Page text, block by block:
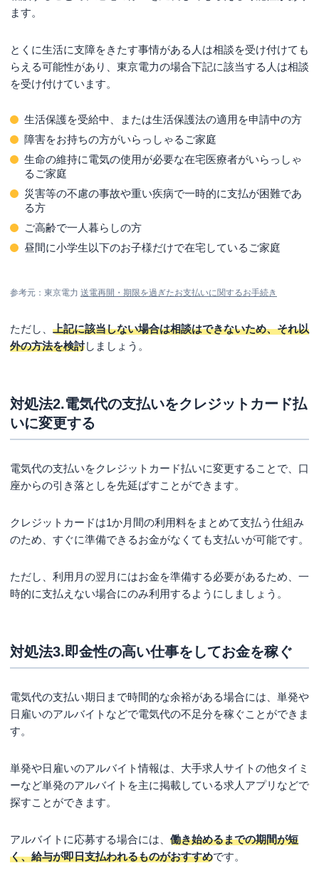
ます。
とくに生活に支障をきたす事情がある人は相談を受け付けても
らえる可能性があり、東京電力の場合下記に該当する人は相談
を受け付けています。
生活保護を受給中、または生活保護法の適用を申請中の方
障害をお持ちの方がいらっしゃるご家庭
生命の維持に電気の使用が必要な在宅医療者がいらっしゃ
るご家庭
災害等の不慮の事故や重い疾病で一時的に支払が困難であ
る方
ご高齢で一人暮らしの方
昼間に小学生以下のお子様だけで在宅しているご家庭
参考元：東京電力 送電再開・期限を過ぎたお支払いに関するお手続き
ただし、 上記に該当しない場合は相談はできないため、それ以
外の方法を検討しましょう。
対処法2.電気代の支払いをクレジットカード払
いに変更する
電気代の支払いをクレジットカード払いに変更することで、口
座からの引き落としを先延ばすことができます。
クレジットカードは1か月間の利用料をまとめて支払う仕組み
のため、すぐに準備できるお金がなくても支払いが可能です。
ただし、利用月の翌月にはお金を準備する必要があるため、一
時的に支払えない場合にのみ利用するようにしましょう。
対処法3.即金性の高い仕事をしてお金を稼ぐ
電気代の支払い期日まで時間的な余裕がある場合には、単発や
日雇いのアルバイトなどで電気代の不足分を稼ぐことができま
す。
単発や日雇いのアルバイト情報は、大手求人サイトの他タイミ
ーなど単発のアルバイトを主に掲載している求人アプリなどで
探すことができます。
アルバイトに応募する場合には、 働き始めるまでの期間が短
く、給与が即日支払われるものがおすすめです。